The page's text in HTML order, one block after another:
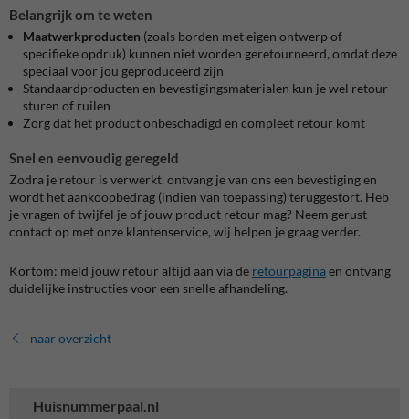
Huisnummerpaal.nl
Belangrijk om te weten
Maatwerkproducten (zoals borden met eigen ontwerp of
specifieke opdruk) kunnen niet worden geretourneerd, omdat deze
speciaal voor jou geproduceerd zijn
Standaardproducten en bevestigingsmaterialen kun je wel retour
sturen of ruilen
Zorg dat het product onbeschadigd en compleet retour komt
Snel en eenvoudig geregeld
Zodra je retour is verwerkt, ontvang je van ons een bevestiging en
wordt het aankoopbedrag (indien van toepassing) teruggestort. Heb
je vragen of twijfel je of jouw product retour mag? Neem gerust
contact op met onze klantenservice, wij helpen je graag verder.
Kortom: meld jouw retour altijd aan via de retourpaginaen ontvang
duidelijke instructies voor een snelle afhandeling.
naar overzicht